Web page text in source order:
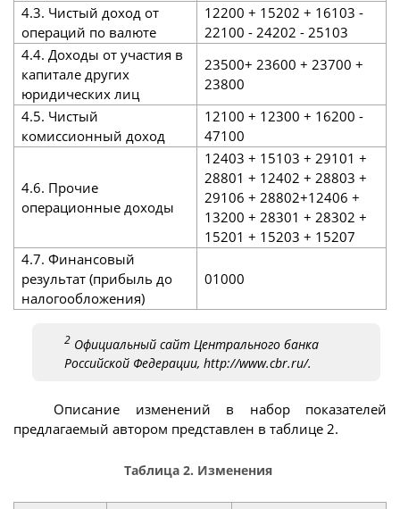
4.3. Чистый доход от
операций по валюте
12200 + 15202 + 16103 -
22100 - 24202 - 25103
4.4. Доходы от участия в
капитале других
юридических лиц
23500+ 23600 + 23700 +
23800
4.5. Чистый
комиссионный доход
12100 + 12300 + 16200 -
47100
4.6. Прочие
операционные доходы
12403 + 15103 + 29101 +
28801 + 12402 + 28803 +
29106 + 28802+12406 +
13200 + 28301 + 28302 +
15201 + 15203 + 15207
4.7. Финансовый
результат (прибыль до
налогообложения)
01000
2 Официальный сайт Центрального банка
Российской Федерации, http://www.cbr.ru/.
Описание изменений в набор показателей
предлагаемый автором представлен в таблице 2.
Таблица 2. Изменения